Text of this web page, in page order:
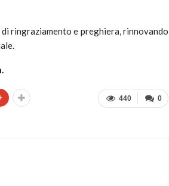
ringraziamento e preghiera, rinnovando
0
440